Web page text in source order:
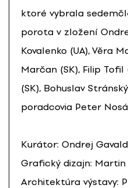
ktoré vybrala
porota v zložení
Kovalenko (UA), Věra
Marčan (SK), Filip
(SK), Bohuslav
poradcovia Peter
Kurátor: Ondrej
Grafický dizajn: Martin
Architektúra výstavy: